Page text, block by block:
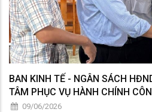
BAN KINH TẾ - NGÂN SÁCH
TÂM PHỤC VỤ HÀNH CHÍNH
09/06/2026